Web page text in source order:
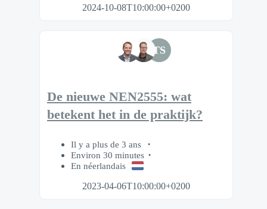
2024-10-08T10:00:00+0200
TS
De nieuwe NEN2555: wat
betekent het in de praktijk?
Il y a plus de 3 ans
Environ 30 minutes
En néerlandais
2023-04-06T10:00:00+0200